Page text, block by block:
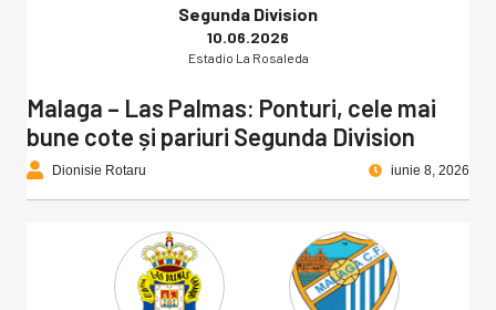
Segunda Division
10.06.2026
Estadio La Rosaleda
Malaga – Las Palmas: Ponturi, cele mai
bune cote și pariuri Segunda Division
Dionisie Rotaru iunie 8, 2026